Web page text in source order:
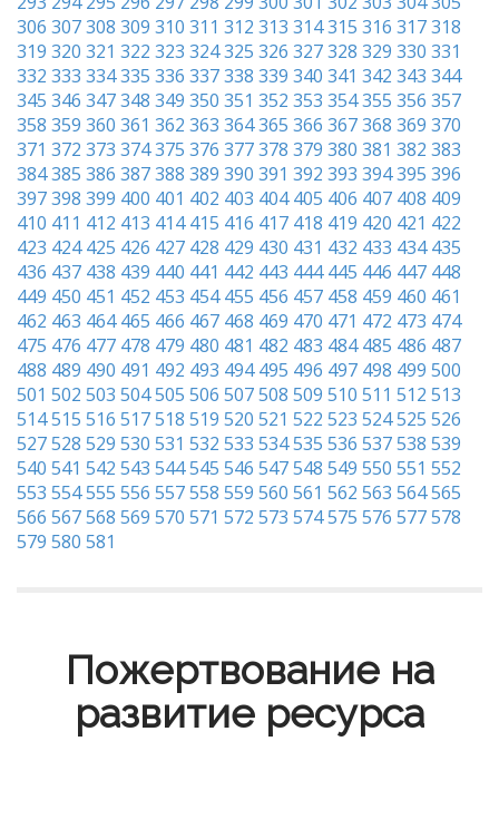
306 307308 309 310 311 312 313 314315 316 317318
319 320 321 322 323 324325 326 327328 329 330 331
332 333 334335 336 337338 339 340 341 342 343 344
345 346 347348 349 350 351 352 353 354355 356 357
358 359 360 361 362 363 364365 366 367368 369 370
371 372 373 374375 376 377378 379 380 381 382 383
384385 386 387388 389 390 391 392 393 394395 396
397398 399 400 401 402 403 404 405 406 407 408 409
410 411 412 413 414 415 416 417 418 419 420 421 422
423 424 425 426 427 428 429 430 431 432 433 434 435
436 437 438 439 440 441 442 443 444 445 446 447 448
449 450 451 452 453 454 455 456 457 458 459 460 461
462 463 464 465 466 467 468 469 470 471 472 473 474
475 476 477 478 479 480 481 482 483 484 485 486 487
488 489 490 491 492 493 494 495 496 497 498 499 500
501 502 503 504505 506 507508 509 510 511 512 513
514515 516 517518 519 520 521 522 523 524525 526
527528 529 530 531 532 533 534535 536 537538 539
540 541 542 543 544545 546 547548 549 550 551 552
553 554555 556 557558 559 560 561 562 563 564565
566 567568 569 570 571 572 573 574575 576 577578
579 580 581
Пожертвование на
развитие ресурса